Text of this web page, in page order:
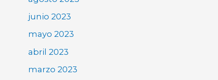
junio 2023
mayo 2023
abril 2023
marzo 2023